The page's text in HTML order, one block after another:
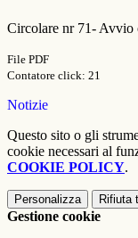
Circolare nr 71-
File PDF
Contatore click: 21
Notizie
Questo sito o gli
cookie necessari al
COOKIE POLICY.
Personalizza Rifiuta
Gestione cookie